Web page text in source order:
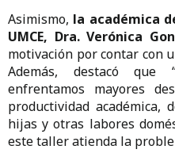
Asimismo, la académica
UMCE, Dra. Verónica
motivación por contar con
Además, destacó que
enfrentamos mayores
productividad
hijas y otras labores
este taller atienda la